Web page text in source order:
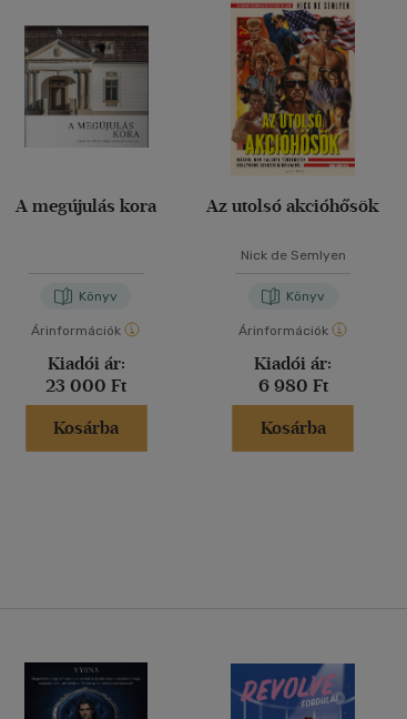
A megújulás kora
Könyv
Árinformációk
Kiadói ár:
23 000 Ft
Kosárba
Az utolsó akcióhősök
Nick de Semlyen
Könyv
Árinformációk
Kiadói ár:
6 980 Ft
Kosárba